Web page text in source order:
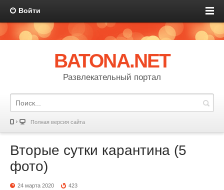
Войти
BATONA.NET
Развлекательный портал
Полная версия сайта
Вторые сутки карантина (5
фото)
24 марта 2020 423